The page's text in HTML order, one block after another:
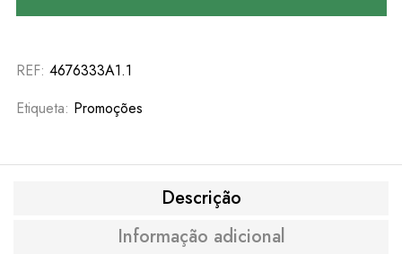
REF: 4676333A1.1
Etiqueta: Promoções
Descrição
Informação adicional